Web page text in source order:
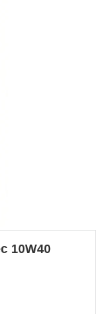
10W40